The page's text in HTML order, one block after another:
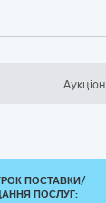
Аукціон
ПОСТАВКИ/
ПОСЛУГ: